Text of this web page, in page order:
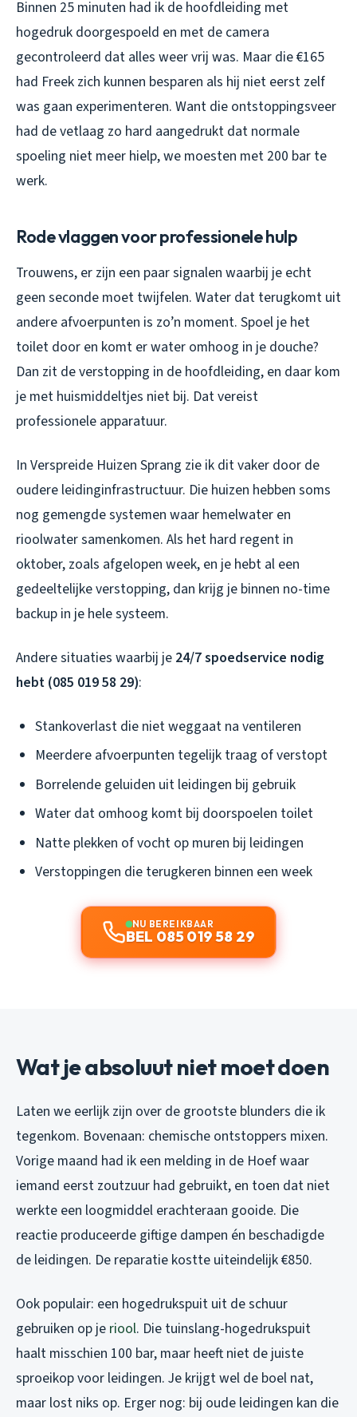
Binnen 25 minuten had ik de hoofdleiding met
hogedruk doorgespoeld en met de camera
gecontroleerd dat alles weer vrij was. Maar die €165
had Freek zich kunnen besparen als hij niet eerst zelf
was gaan experimenteren. Want die ontstoppingsveer
had de vetlaag zo hard aangedrukt dat normale
spoeling niet meer hielp, we moesten met 200 bar te
werk.
Rode vlaggen voor professionele hulp
Trouwens, er zijn een paar signalen waarbij je echt
geen seconde moet twijfelen. Water dat terugkomt uit
andere afvoerpunten is zo’n moment. Spoel je het
toilet door en komt er water omhoog in je douche?
Dan zit de verstopping in de hoofdleiding, en daar kom
je met huismiddeltjes niet bij. Dat vereist
professionele apparatuur.
In Verspreide Huizen Sprang zie ik dit vaker door de
oudere leidinginfrastructuur. Die huizen hebben soms
nog gemengde systemen waar hemelwater en
rioolwater samenkomen. Als het hard regent in
oktober, zoals afgelopen week, en je hebt al een
gedeeltelijke verstopping, dan krijg je binnen no-time
backup in je hele systeem.
Andere situaties waarbij je 24/7 spoedservice nodig
hebt (085 019 58 29):
Stankoverlast die niet weggaat na ventileren
Meerdere afvoerpunten tegelijk traag of verstopt
Borrelende geluiden uit leidingen bij gebruik
Water dat omhoog komt bij doorspoelen toilet
Natte plekken of vocht op muren bij leidingen
Verstoppingen die terugkeren binnen een week
NU BEREIKBAAR
BEL 085 019 58 29
Wat je absoluut niet moet doen
Laten we eerlijk zijn over de grootste blunders die ik
tegenkom. Bovenaan: chemische ontstoppers mixen.
Vorige maand had ik een melding in de Hoef waar
iemand eerst zoutzuur had gebruikt, en toen dat niet
werkte een loogmiddel erachteraan gooide. Die
reactie produceerde giftige dampen én beschadigde
de leidingen. De reparatie kostte uiteindelijk €850.
Ook populair: een hogedrukspuit uit de schuur
gebruiken op je riool. Die tuinslang-hogedrukspuit
haalt misschien 100 bar, maar heeft niet de juiste
sproeikop voor leidingen. Je krijgt wel de boel nat,
maar lost niks op. Erger nog: bij oude leidingen kan die